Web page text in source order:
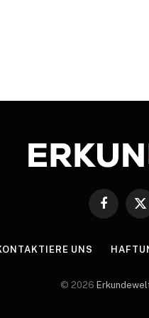
Facebook
X
UNS
© 2026